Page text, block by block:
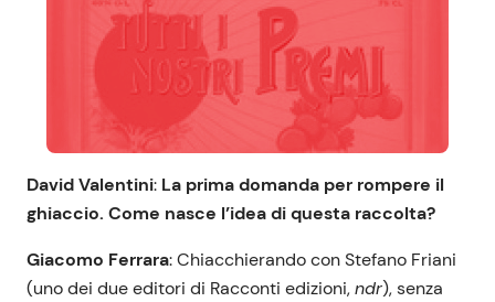
David Valentini: La prima domanda per rompere il
ghiaccio. Come nasce l’idea di questa raccolta?
Giacomo Ferrara: Chiacchierando con Stefano Friani
(uno dei due editori di Racconti edizioni,ndr), senza